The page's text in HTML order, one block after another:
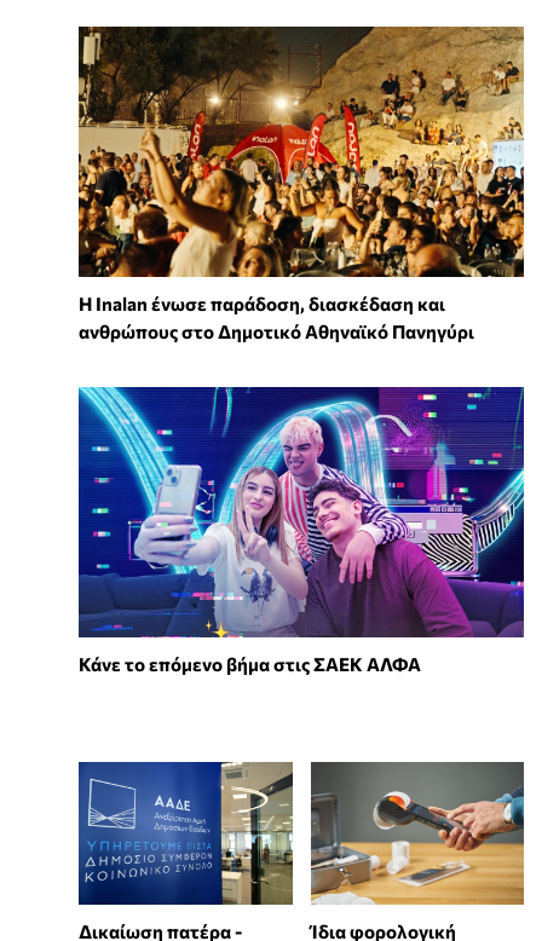
Η Inalan ένωσε παράδοση, διασκέδαση και
ανθρώπους στο Δημοτικό Αθηναϊκό Πανηγύρι
Κάνε το επόμενο βήμα στις ΣΑΕΚ ΑΛΦΑ
Δικαίωση πατέρα - Ίδια φορολογική